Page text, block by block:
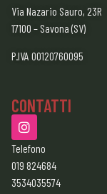
Via Nazario Sauro, 23R
17100 – Savona (SV)
P.IVA 00120760095
CONTATTI
Telefono
019 824684
3534035574